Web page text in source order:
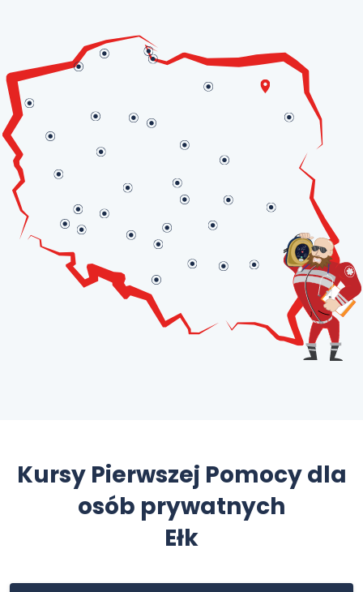
Kursy Pierwszej Pomocy dla
osób prywatnych
Ełk